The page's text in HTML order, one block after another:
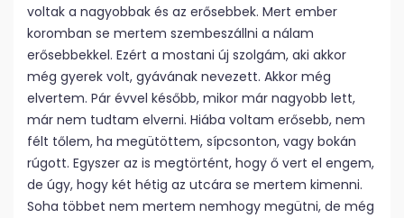
voltak a nagyobbak és az erősebbek. Mert ember
koromban se mertem szembeszállni a nálam
erősebbekkel. Ezért a mostani új szolgám, aki akkor
még gyerek volt, gyávának nevezett. Akkor még
elvertem. Pár évvel később, mikor már nagyobb lett,
már nem tudtam elverni. Hiába voltam erősebb, nem
félt tőlem, ha megütöttem, sípcsonton, vagy bokán
rúgott. Egyszer az is megtörtént, hogy ő vert el engem,
de úgy, hogy két hétig az utcára se mertem kimenni.
Soha többet nem mertem nemhogy megütni, de még